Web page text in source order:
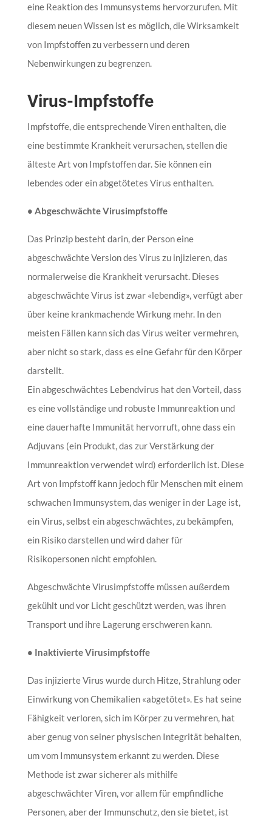
eine Reaktion des Immunsystems hervorzurufen. Mit
diesem neuen Wissen ist es möglich, die Wirksamkeit
von Impfstoffen zu verbessern und deren
Nebenwirkungen zu begrenzen.
Virus-Impfstoffe
Impfstoffe, die entsprechende Viren enthalten, die
eine bestimmte Krankheit verursachen, stellen die
älteste Art von Impfstoffen dar. Sie können ein
lebendes oder ein abgetötetes Virus enthalten.
• Abgeschwächte Virusimpfstoffe
Das Prinzip besteht darin, der Person eine
abgeschwächte Version des Virus zu injizieren, das
normalerweise die Krankheit verursacht. Dieses
abgeschwächte Virus ist zwar «lebendig», verfügt aber
über keine krankmachende Wirkung mehr. In den
meisten Fällen kann sich das Virus weiter vermehren,
aber nicht so stark, dass es eine Gefahr für den Körper
darstellt.
Ein abgeschwächtes Lebendvirus hat den Vorteil, dass
es eine vollständige und robuste Immunreaktion und
eine dauerhafte Immunität hervorruft, ohne dass ein
Adjuvans (ein Produkt, das zur Verstärkung der
Immunreaktion verwendet wird) erforderlich ist. Diese
Art von Impfstoff kann jedoch für Menschen mit einem
schwachen Immunsystem, das weniger in der Lage ist,
ein Virus, selbst ein abgeschwächtes, zu bekämpfen,
ein Risiko darstellen und wird daher für
Risikopersonen nicht empfohlen.
Abgeschwächte Virusimpfstoffe müssen außerdem
gekühlt und vor Licht geschützt werden, was ihren
Transport und ihre Lagerung erschweren kann.
• Inaktivierte Virusimpfstoffe
Das injizierte Virus wurde durch Hitze, Strahlung oder
Einwirkung von Chemikalien «abgetötet». Es hat seine
Fähigkeit verloren, sich im Körper zu vermehren, hat
aber genug von seiner physischen Integrität behalten,
um vom Immunsystem erkannt zu werden. Diese
Methode ist zwar sicherer als mithilfe
abgeschwächter Viren, vor allem für empfindliche
Personen, aber der Immunschutz, den sie bietet, ist